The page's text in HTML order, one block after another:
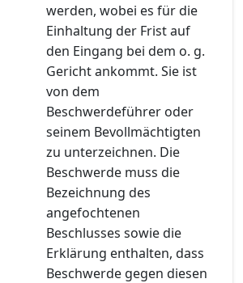
werden, wobei es für die
Einhaltung der Frist auf
den Eingang bei dem o. g.
Gericht ankommt. Sie ist
von dem
Beschwerdeführer oder
seinem Bevollmächtigten
zu unterzeichnen. Die
Beschwerde muss die
Bezeichnung des
angefochtenen
Beschlusses sowie die
Erklärung enthalten, dass
Beschwerde gegen diesen